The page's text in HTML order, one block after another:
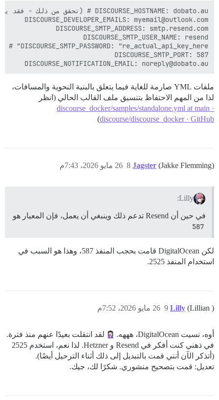
DISCOURSE_NOTIFICATION_EMAIL: noreply@dobato.au
ملفات YML صارمة للغاية فيما يتعلق بالبنية النحوية والمسافات،
لذا من المهم الاحتفاظ بتنسيق ملف القالب الحالي (انظر
discourse_docker/samples/standalone.yml at main ·
discourse/discourse_docker · GitHub
)
Jagster (Jakke Flemming) 26 مايو 2026، 7:43م 8
Lilly:
في حين أن Resend تدعم ذلك وينبغي أن يعمل، فإن المعيار هو
587
لكن DigitalOcean قامت بحجب المنفذ 587، وهذا هو السبب في
استخدام المنفذ 2525.
Lilly (Lillian ) 26 مايو 2026، 7:52م 9
أوه، نسيت DigitalOcean، هههه.
لقد انتقلت بعيدًا عنهم منذ فترة.
في ذهني كنت أفكر في Resend و Hetzner. لذا نعم، استخدم 2525
(أتذكر الآن أنني قمت بالتبديل إلى ذلك أثناء الترحيل أيضًا).
تعديل: قمت بتصحيح منشوري. شكرًا لك، جيك.